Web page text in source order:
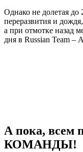
Однако не долетая до
переразвития и
а при отмотке назад
дня в Russian Team –
А пока,
КОМАНДЫ!